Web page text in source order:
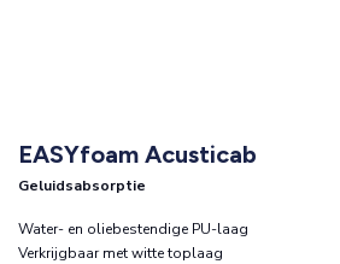
EASYfoam Acusticab
Geluidsabsorptie
Water- en oliebestendige PU-laag
Verkrijgbaar met witte toplaag